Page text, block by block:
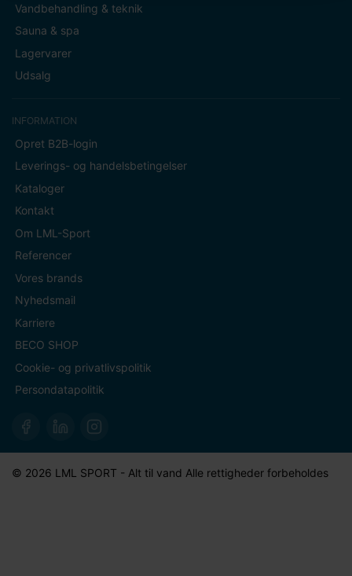
Vandbehandling & teknik
Sauna & spa
Lagervarer
Udsalg
INFORMATION
Opret B2B-login
Leverings- og handelsbetingelser
Kataloger
Kontakt
Om LML-Sport
Referencer
Vores brands
Nyhedsmail
Karriere
BECO SHOP
Cookie- og privatlivspolitik
Persondatapolitik
© 2026 LML SPORT - Alt til vand Alle rettigheder forbeholdes